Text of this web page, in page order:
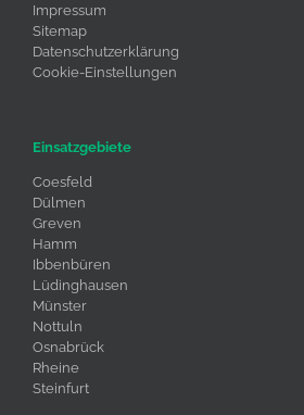
Impressum
Sitemap
Datenschutzerklärung
Cookie-Einstellungen
Einsatzgebiete
Coesfeld
Dülmen
Greven
Hamm
Ibbenbüren
Lüdinghausen
Münster
Nottuln
Osnabrück
Rheine
Steinfurt